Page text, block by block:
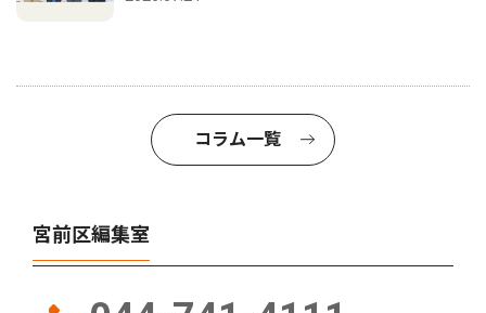
コラム一覧
宮前区編集室